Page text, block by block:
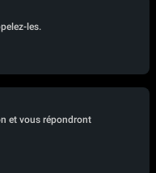
les.
et vous répondront